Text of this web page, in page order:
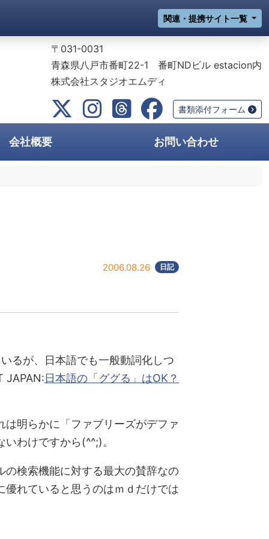
期更新
関連・提携サイト一覧
〒031-0031
青森県八戸市番町22-1 番町NDビル estacion内
株式会社スタジオエムディ
x.comInstagramThreadsFacebook
書類添付フォーム
会社概要 お問い合わせ
2006.08.26 日記
るが、日本語でも一般動詞化しつ
JAPAN:日本語の「ググる」はOK？
は明らかに「ファブリーズがデファ
わけですから(^^;)。
検索機能に対する最大の賛辞なの
優れていると思うのはｍｄだけでは